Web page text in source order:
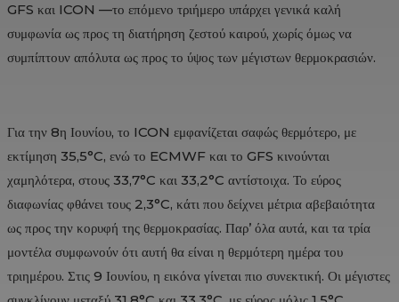
GFS και ICON —το επόμενο τριήμερο υπάρχει γενικά καλή
συμφωνία ως προς τη διατήρηση ζεστού καιρού, χωρίς όμως να
συμπίπτουν απόλυτα ως προς το ύψος των μέγιστων θερμοκρασιών.
Για την 8η Ιουνίου, το ICON εμφανίζεται σαφώς θερμότερο, με
εκτίμηση 35,5°C, ενώ το ECMWF και το GFS κινούνται
χαμηλότερα, στους 33,7°C και 33,2°C αντίστοιχα. Το εύρος
διαφωνίας φθάνει τους 2,3°C, κάτι που δείχνει μέτρια αβεβαιότητα
ως προς την κορυφή της θερμοκρασίας. Παρ’ όλα αυτά, και τα τρία
μοντέλα συμφωνούν ότι αυτή θα είναι η θερμότερη ημέρα του
τριημέρου. Στις 9 Ιουνίου, η εικόνα γίνεται πιο συνεκτική. Οι μέγιστες